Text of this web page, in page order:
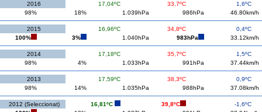
2016 17,04ºC 33,7ºC
1,6ºC
98%
18% 1.039hPa 986hPa 46.80km/h
2015 16,96ºC 34,8ºC
0,4ºC
100%
3% 1.040hPa 983hPa 33.12km/h
2014 17,18ºC 35,7ºC
1,5ºC
98%
4% 1.033hPa 991hPa 37.44km/h
2013 17,59ºC 38,3ºC
0,9ºC
98%
14% 1.035hPa 988hPa 37.08km/h
2012 (Seleccionat) 16,81ºC 39,8ºC
-1,6ºC